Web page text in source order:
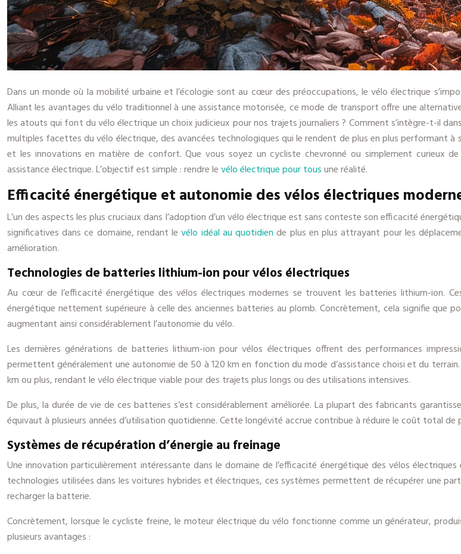
Dans un monde où la mobilité urbaine et l’écologie sont au cœur des préoccupations, le vélo électrique
Alliant les avantages du vélo traditionnel à une assistance motorisée, ce mode de transport offre une
les atouts qui font du vélo électrique un choix judicieux pour nos trajets journaliers ? Comment s’intègre-t-il
multiples facettes du vélo électrique, des avancées technologiques qui le rendent de plus en plus performant
et les innovations en matière de confort. Que vous soyez un cycliste chevronné ou simplement curieux
assistance électrique. L’objectif est simple : rendre levélo électrique pour tousune réalité.
Efficacité énergétique et autonomie des vélos électriques
L’un des aspects les plus cruciaux dans l’adoption d’un vélo électrique est sans conteste son efficacité
significatives dans ce domaine, rendant levélo idéal au quotidien de plus en plus attrayant pour les
amélioration.
Technologies de batteries lithium-ion pour vélos électriques
Au cœur de l’efficacité énergétique des vélos électriques modernes se trouvent les batteries lithium-ion.
énergétique nettement supérieure à celle des anciennes batteries au plomb. Concrètement, cela signifie que
augmentant ainsi considérablement l’autonomie du vélo.
Les dernières générations de batteries lithium-ion pour vélos électriques offrent des performances
permettent généralement une autonomie de 50 à 120 km en fonction du mode d’assistance choisi et du
km ou plus, rendant le vélo électrique viable pour des trajets plus longs ou des utilisations intensives.
De plus, la durée de vie de ces batteries s’est considérablement améliorée. La plupart des fabricants
équivaut à plusieurs années d’utilisation quotidienne. Cette longévité accrue contribue à réduire le coût total de
Systèmes de récupération d’énergie au freinage
Une innovation particulièrement intéressante dans le domaine de l’efficacité énergétique des vélos
technologies utilisées dans les voitures hybrides et électriques, ces systèmes permettent de récupérer une
recharger la batterie.
Concrètement, lorsque le cycliste freine, le moteur électrique du vélo fonctionne comme un générateur,
plusieurs avantages :